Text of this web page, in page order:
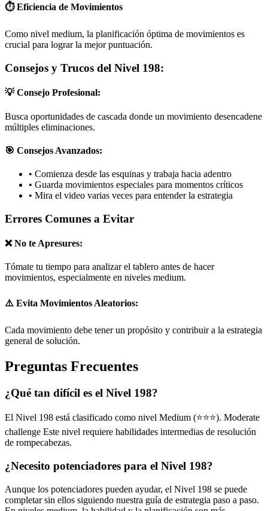
⏱️ Eficiencia de Movimientos
Como nivel medium, la planificación óptima de movimientos es
crucial para lograr la mejor puntuación.
Consejos y Trucos del Nivel 198:
💡 Consejo Profesional:
Busca oportunidades de cascada donde un movimiento desencadene
múltiples eliminaciones.
🎯 Consejos Avanzados:
• Comienza desde las esquinas y trabaja hacia adentro
• Guarda movimientos especiales para momentos críticos
• Mira el video varias veces para entender la estrategia
Errores Comunes a Evitar
❌ No te Apresures:
Tómate tu tiempo para analizar el tablero antes de hacer
movimientos, especialmente en niveles medium.
⚠️ Evita Movimientos Aleatorios:
Cada movimiento debe tener un propósito y contribuir a la estrategia
general de solución.
Preguntas Frecuentes
¿Qué tan difícil es el Nivel 198?
El Nivel 198 está clasificado como nivel Medium (⭐⭐⭐). Moderate
challenge Este nivel requiere habilidades intermedias de resolución
de rompecabezas.
¿Necesito potenciadores para el Nivel 198?
Aunque los potenciadores pueden ayudar, el Nivel 198 se puede
completar sin ellos siguiendo nuestra guía de estrategia paso a paso.